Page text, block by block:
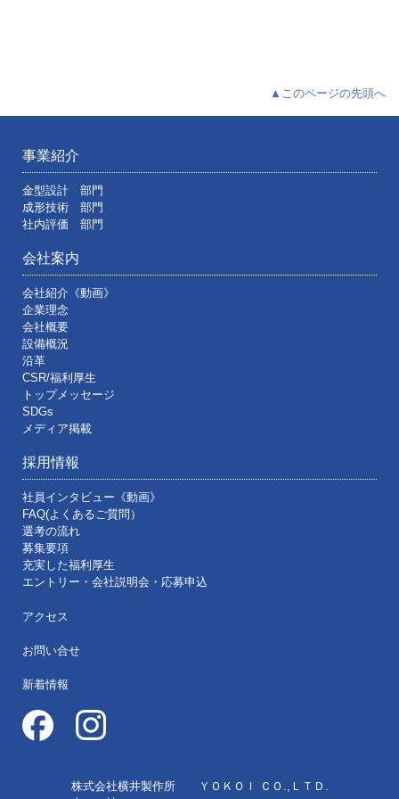
▲このページの先頭へ
事業紹介
金型設計 部門
成形技術 部門
社内評価 部門
会社案内
会社紹介《動画》
企業理念
会社概要
設備概況
沿革
CSR/福利厚生
トップメッセージ
SDGs
メディア掲載
採用情報
社員インタビュー《動画》
FAQ(よくあるご質問）
選考の流れ
募集要項
充実した福利厚生
エントリー・会社説明会・応募申込
アクセス
お問い合せ
新着情報
株式会社横井製作所 ＹＯＫＯＩ ＣＯ.,ＬＴＤ.